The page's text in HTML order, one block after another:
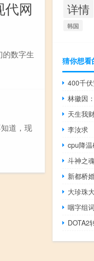
代网
数字生
道，现
详情
韩国
猜你想看
400千
天生我
李汝求
cpu降温
斗神之
新都桥
大珍珠
咽字组